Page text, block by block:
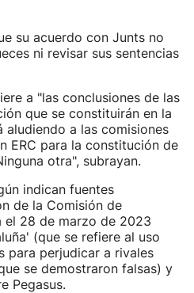
su acuerdo con Junts no
ni revisar sus sentencias
a "las conclusiones de las
que se constituirán en la
aludiendo a las comisiones
ERC para la constitución de
otra", subrayan.
indican fuentes
de la Comisión de
28 de marzo de 2023
(que se refiere al uso
para perjudicar a rivales
se demostraron falsas) y
Pegasus.